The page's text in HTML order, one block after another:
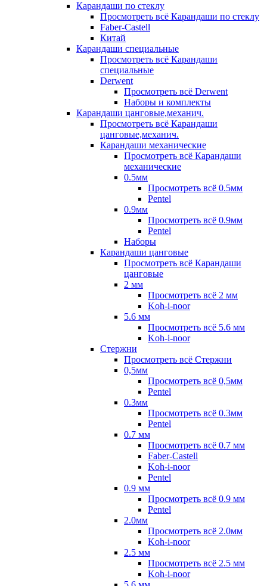
Карандаши по стеклу
Просмотреть всё Карандаши по стеклу
Faber-Castell
Китай
Карандаши специальные
Просмотреть всё Карандаши
специальные
Derwent
Просмотреть всё Derwent
Наборы и комплекты
Карандаши цанговые,механич.
Просмотреть всё Карандаши
цанговые,механич.
Карандаши механические
Просмотреть всё Карандаши
механические
0.5мм
Просмотреть всё 0.5мм
Pentel
0.9мм
Просмотреть всё 0.9мм
Pentel
Наборы
Карандаши цанговые
Просмотреть всё Карандаши
цанговые
2 мм
Просмотреть всё 2 мм
Koh-i-noor
5.6 мм
Просмотреть всё 5.6 мм
Koh-i-noor
Стержни
Просмотреть всё Стержни
0,5мм
Просмотреть всё 0,5мм
Pentel
0.3мм
Просмотреть всё 0.3мм
Pentel
0.7 мм
Просмотреть всё 0.7 мм
Faber-Castell
Koh-i-noor
Pentel
0.9 мм
Просмотреть всё 0.9 мм
Pentel
2.0мм
Просмотреть всё 2.0мм
Koh-i-noor
2.5 мм
Просмотреть всё 2.5 мм
Koh-i-noor